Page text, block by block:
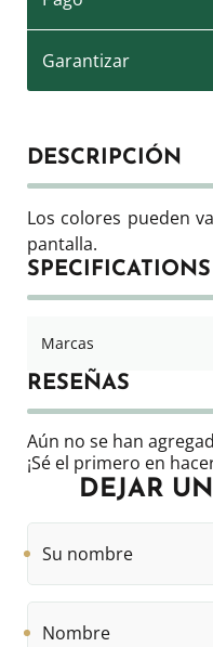
Garantizar
DESCRIPCIÓN
Los colores pueden
pantalla.
SPECIFICATIONS
Marcas
RESEÑAS
Aún no se han
¡Sé el primero en
DEJAR
nombre